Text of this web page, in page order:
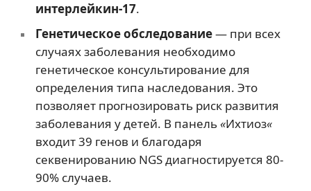
интерлейкин-17.
Генетическое обследование— при всех
случаях заболевания необходимо
генетическое консультирование для
определения типа наследования. Это
позволяет прогнозировать риск развития
заболевания у детей. В панель«Ихтиоз«
входит 39 генов и благодаря
секвенированию NGS диагностируется 80-
90% случаев.